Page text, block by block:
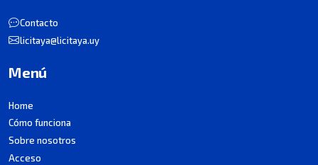
Contacto
licitaya@licitaya.uy
Menú
Home
Cómo funciona
Sobre nosotros
Acceso